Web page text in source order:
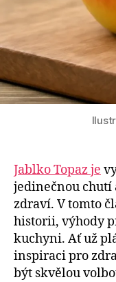
Jablko Topaz je
jedinečnou
zdraví. V tomto
historii, výhody
kuchyni. Ať už
inspiraci pro
být skvělou